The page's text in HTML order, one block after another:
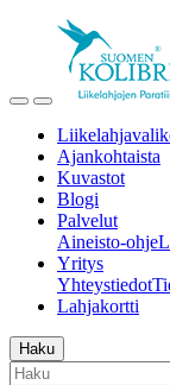
Ajankohtaista
Kuvastot
Blogi
Palvelut
Aineisto-ohje
Yritys
Yhteystiedot
Lahjakortti
Haku